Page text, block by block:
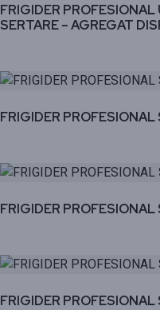
FRIGIDER
SERTARE – AGREGAT
FRIGIDER PROFESIONAL
FRIGIDER
FRIGIDER